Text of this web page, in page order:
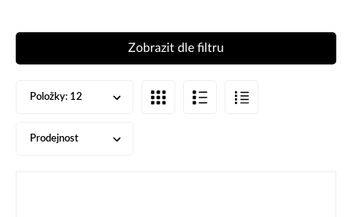
Zobrazit dle filtru
Položky: 12
Prodejnost